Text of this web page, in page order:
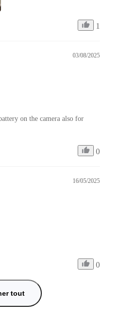
1
03/08/2025
on the camera also for
0
16/05/2025
0
tout